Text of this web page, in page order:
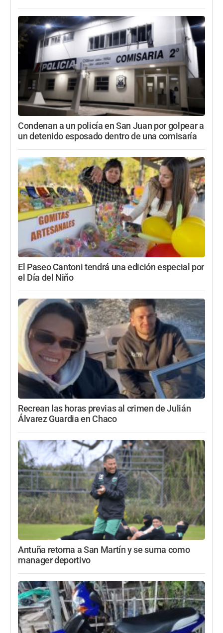
Condenan a un policía en San Juan por golpear a
un detenido esposado dentro de una comisaría
El Paseo Cantoni tendrá una edición especial por
el Día del Niño
Recrean las horas previas al crimen de Julián
Álvarez Guardia en Chaco
Antuña retorna a San Martín y se suma como
manager deportivo